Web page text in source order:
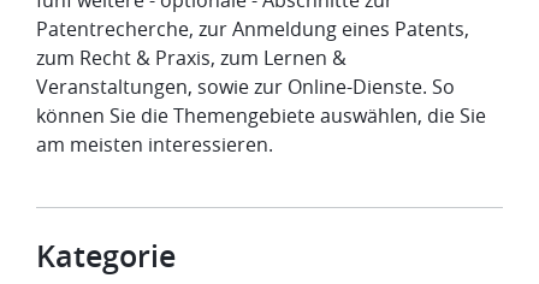
Patentrecherche, zur Anmeldung eines Patents,
zum Recht & Praxis, zum Lernen &
Veranstaltungen, sowie zur Online-Dienste. So
können Sie die Themengebiete auswählen, die Sie
am meisten interessieren.
Kategorie